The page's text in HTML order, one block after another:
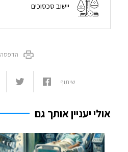
יישוב סכסוכים
הדפסה
שיתוף
אולי יעניין אותך גם